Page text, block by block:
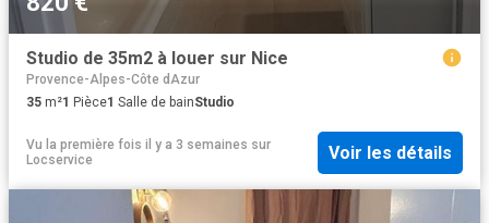
Studio de 35m2 à louer sur Nice
Provence-Alpes-Côte dAzur
35 m²1 Pièce1 Salle de bainStudio
Vu la première fois il y a 3 semaines sur
Locservice
Voir les détails